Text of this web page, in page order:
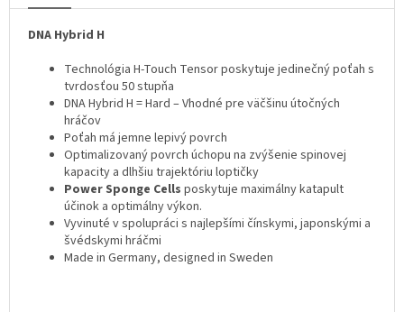
DNA Hybrid H
Technológia H-Touch Tensor poskytuje jedinečný poťah s
tvrdosťou 50 stupňa
DNA Hybrid H = Hard – Vhodné pre väčšinu útočných
hráčov
Poťah má jemne lepivý povrch
Optimalizovaný povrch úchopu na zvýšenie spinovej
kapacity a dlhšiu trajektóriu loptičky
Power Sponge Cells poskytuje maximálny katapult
účinok a optimálny výkon.
Vyvinuté v spolupráci s najlepšími čínskymi, japonskými a
švédskymi hráčmi
Made in Germany, designed in Sweden